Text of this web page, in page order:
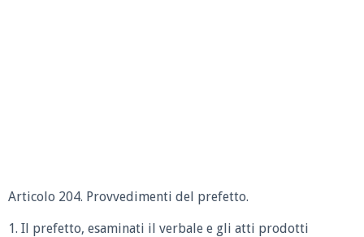
Articolo 204. Provvedimenti del prefetto.
1. Il prefetto, esaminati il verbale e gli atti prodotti